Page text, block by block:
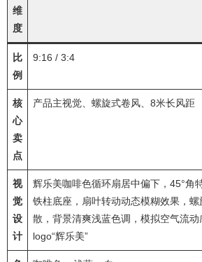
维
度
比
例
9:16 / 3:4
核
心
卖
点
产品主视觉、螺旋式卷风、8米长风距
视
觉
设
计
辉乐美咖啡色循环扇居中偏下，45°角
铁柱底座，扇叶转动动态模糊效果，
散，背景清爽浅蓝色调，模拟空气流
logo“辉乐美”